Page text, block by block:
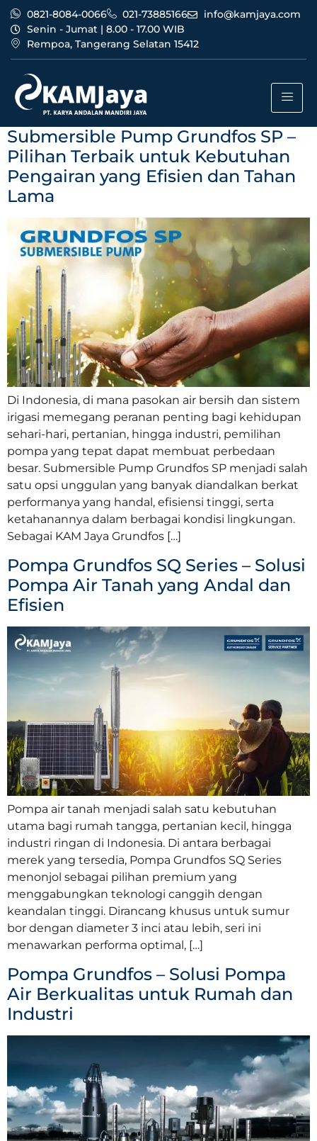
0821-8084-0066 021-73885166
info@kamjaya.com
Senin - Jumat | 8.00 - 17.00 WIB
Rempoa, Tangerang Selatan 15412
Category:
Air Grundfos
Submersible Pump Grundfos SP –
Pilihan Terbaik untuk Kebutuhan
Pengairan yang Efisien dan Tahan
Lama
Di Indonesia, di mana pasokan air bersih dan sistem
irigasi memegang peranan penting bagi kehidupan
sehari-hari, pertanian, hingga industri, pemilihan
pompa yang tepat dapat membuat perbedaan
besar. Submersible Pump Grundfos SP menjadi salah
satu opsi unggulan yang banyak diandalkan berkat
performanya yang handal, efisiensi tinggi, serta
ketahanannya dalam berbagai kondisi lingkungan.
Sebagai KAM Jaya Grundfos […]
Pompa Grundfos SQ Series – Solusi
Pompa Air Tanah yang Andal dan
Efisien
Pompa air tanah menjadi salah satu kebutuhan
utama bagi rumah tangga, pertanian kecil, hingga
industri ringan di Indonesia. Di antara berbagai
merek yang tersedia, Pompa Grundfos SQ Series
menonjol sebagai pilihan premium yang
menggabungkan teknologi canggih dengan
keandalan tinggi. Dirancang khusus untuk sumur
bor dengan diameter 3 inci atau lebih, seri ini
menawarkan performa optimal, […]
Pompa Grundfos – Solusi Pompa
Air Berkualitas untuk Rumah dan
Industri